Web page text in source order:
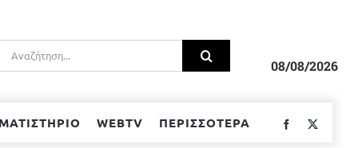
Αναζήτηση
για:
08/08/2026
WEBTV ΠΕΡΙΣΣΟΤΕΡΑ Facebook